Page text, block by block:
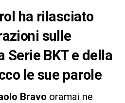
ha rilasciato
sulle
BKT e della
le sue parole
Bravo oramai ne